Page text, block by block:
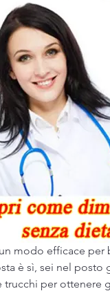
modo efficace
è sì, sei nel
per ottenere